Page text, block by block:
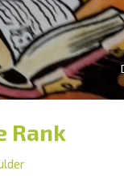
Rank